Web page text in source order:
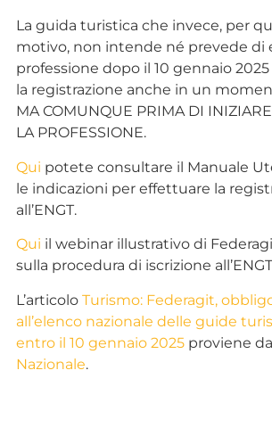
La guida turistica che invece, per
motivo, non intende né prevede di
professione dopo il 10 gennaio
la registrazione anche in un
MA COMUNQUE PRIMA DI
LA PROFESSIONE.
Qui potete consultare il Manuale
le indicazioni per effettuare la
all’ENGT.
Qui il webinar illustrativo di
sulla procedura di iscrizione
L’articolo Turismo: Federagit,
all’elenco nazionale delle guide
entro il 10 gennaio 2025proviene da
Nazionale.